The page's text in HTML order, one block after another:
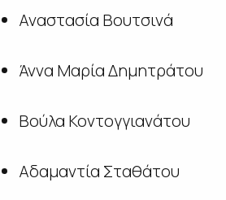
Αναστασία Βουτσινά
Άννα Μαρία Δημητράτου
Βούλα Κοντογγιανάτου
Αδαμαντία Σταθάτου